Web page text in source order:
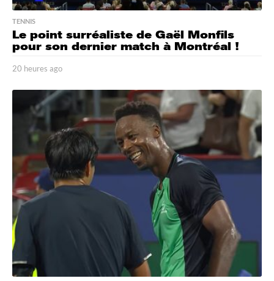
TENNIS
Le point surréaliste de Gaël Monfils
pour son dernier match à Montréal !
20 heures ago
h
r
e
s
a
g
o